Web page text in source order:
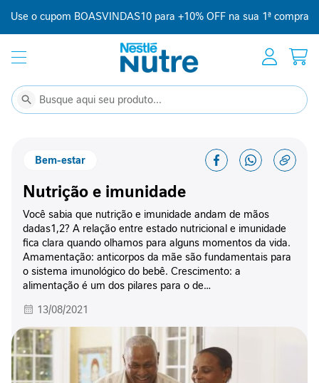
Use o cupom BOASVINDAS10 para +10% OFF na sua 1ª compra
BuscarBuscar
C
o
m
n
t
o
a
l
i
m
e
n
t
a
r
Bem-estar
Nutrição e imunidade
Você sabia que nutrição e imunidade andam de mãos
dadas1,2? A relação entre estado nutricional e imunidade
fica clara quando olhamos para alguns momentos da vida.
Amamentação: anticorpos da mãe são fundamentais para
o sistema imunológico do bebê. Crescimento: a
alimentação é um dos pilares para o de…
13/08/2021